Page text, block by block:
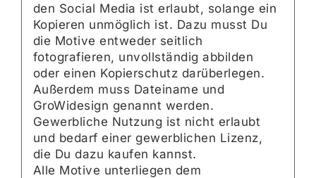
den Social Media ist erlaubt, solange ein
Kopieren unmöglich ist. Dazu musst Du
die Motive entweder seitlich
fotografieren, unvollständig abbilden
oder einen Kopierschutz darüberlegen.
Außerdem muss Dateiname und
GroWidesign genannt werden.
Gewerbliche Nutzung ist nicht erlaubt
und bedarf einer gewerblichen Lizenz,
die Du dazu kaufen kannst.
Alle Motive unterliegen dem